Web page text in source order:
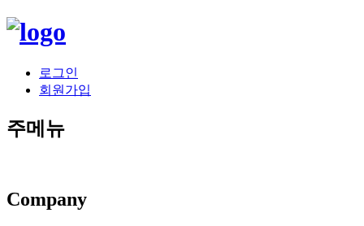
로그인
회원가입
주메뉴
Company